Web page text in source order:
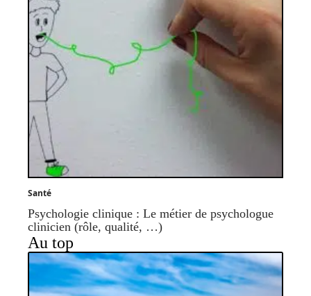
Santé
Psychologie clinique : Le métier de psychologue
clinicien (rôle, qualité, …)
Au top